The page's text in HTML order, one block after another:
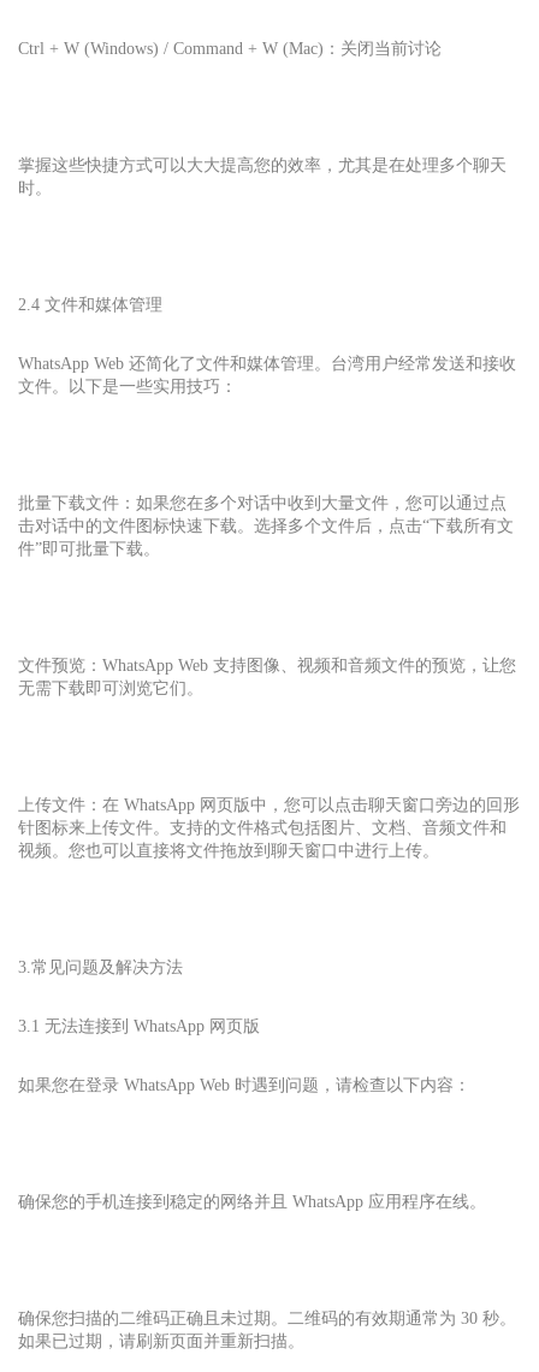
Ctrl + W (Windows) / Command + W (Mac)：关闭当前讨论
掌握这些快捷方式可以大大提高您的效率，尤其是在处理多个聊天
时。
2.4 文件和媒体管理
WhatsApp Web 还简化了文件和媒体管理。台湾用户经常发送和接收
文件。以下是一些实用技巧：
批量下载文件：如果您在多个对话中收到大量文件，您可以通过点
击对话中的文件图标快速下载。选择多个文件后，点击“下载所有文
件”即可批量下载。
文件预览：WhatsApp Web 支持图像、视频和音频文件的预览，让您
无需下载即可浏览它们。
上传文件：在 WhatsApp 网页版中，您可以点击聊天窗口旁边的回形
针图标来上传文件。支持的文件格式包括图片、文档、音频文件和
视频。您也可以直接将文件拖放到聊天窗口中进行上传。
3.常见问题及解决方法
3.1 无法连接到 WhatsApp 网页版
如果您在登录 WhatsApp Web 时遇到问题，请检查以下内容：
确保您的手机连接到稳定的网络并且 WhatsApp 应用程序在线。
确保您扫描的二维码正确且未过期。二维码的有效期通常为 30 秒。
如果已过期，请刷新页面并重新扫描。